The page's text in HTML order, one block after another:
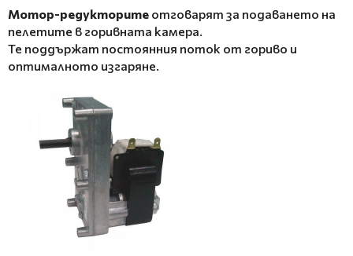
Мотор-редукторите отговарят за подаването на
пелетите в горивната камера.
Те поддържат постоянния поток от гориво и
оптималното изгаряне.